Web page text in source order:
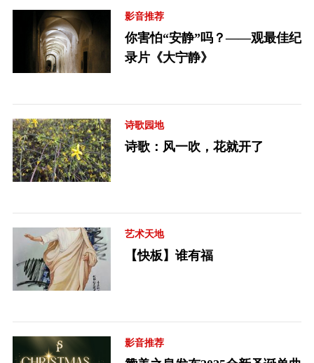
影音推荐
你害怕“安静”吗？——观最佳纪
录片《大宁静》
诗歌园地
诗歌：风一吹，花就开了
艺术天地
【快板】谁有福
影音推荐